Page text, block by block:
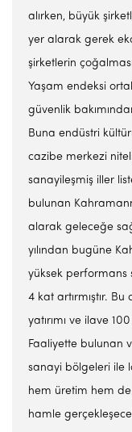
alırken, büyük
yer alarak gerek
şirketlerin
Yaşam endeksi
güvenlik
Buna endüstri
cazibe merkezi
sanayileşmiş iller
bulunan
alarak geleceğe
yılından bugüne
yüksek performans
4 kat artırmıştır.
yatırımı ve ilave
Faaliyette bulunan
sanayi bölgeleri ile
hem üretim hem
hamle